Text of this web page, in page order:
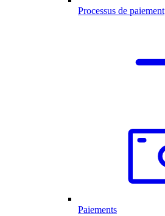
Processus de paiement
Paiements